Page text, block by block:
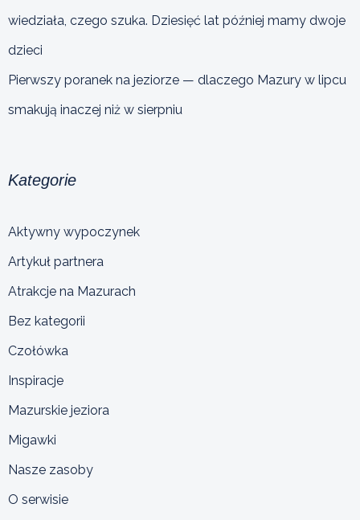
wiedziała, czego szuka. Dziesięć lat później mamy dwoje
dzieci
Pierwszy poranek na jeziorze — dlaczego Mazury w lipcu
smakują inaczej niż w sierpniu
Kategorie
Aktywny wypoczynek
Artykuł partnera
Atrakcje na Mazurach
Bez kategorii
Czołówka
Inspiracje
Mazurskie jeziora
Migawki
Nasze zasoby
O serwisie